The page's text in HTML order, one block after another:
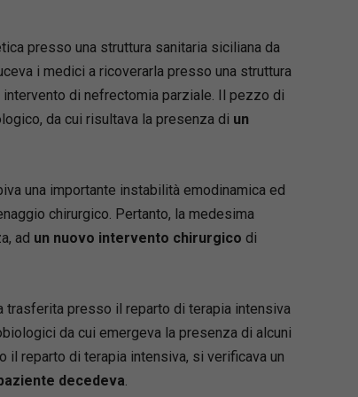
un quadro completo per gestire
complessi, controversie
applicative legate alla prova, al
alla perdita di chance e alla
autodeterminazione del paziente,
obbligatorio di conciliazione,
dello specializzando e
alla Tabella Unica Nazionale
d.P.R. n. 12/2025 per il risarcimento dei
sul decreto attuativo della Legge
presso una struttura sanitaria siciliana da
i medici a ricoverarla presso una struttura
di nefrectomia parziale. Il pezzo di
da cui risultava la presenza di un
una importante instabilità emodinamica ed
chirurgico. Pertanto, la medesima
ad un nuovo intervento chirurgico di
presso il reparto di terapia intensiva
da cui emergeva la presenza di alcuni
il reparto di terapia intensiva, si verificava un
decedeva